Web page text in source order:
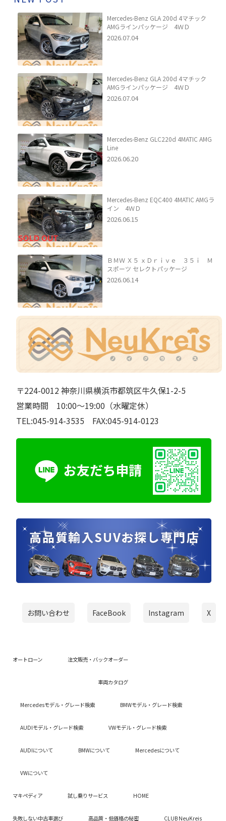
Mercedes-Benz GLA 200d 4マチック
AMGラインパッケージ 4ＷＤ
2026.07.04
Mercedes-Benz GLA 200d 4マチック
AMGラインパッケージ 4ＷＤ
2026.07.04
Mercedes-Benz GLC220d 4MATIC AMG
Line
2026.06.20
Mercedes-Benz EQC400 4MATIC AMGラ
イン 4ＷＤ
2026.06.15
ＢＭＷ Ｘ５ ｘＤｒｉｖｅ ３５ｉ Ｍ
スポーツ セレクトパッケージ
2026.06.14
〒224-0012 神奈川県横浜市都筑区牛久保1-2-5
営業時間 10:00～19:00（水曜定休）
TEL:045-914-3535 FAX:045-914-0123
お問い合わせ FaceBook Instagram X
オートローン 注文販売・バックオーダー
車両カタログ
Mercedesモデル・グレード検索 BMWモデル・グレード検索
AUDIモデル・グレード検索 VWモデル・グレード検索
AUDIについて BMWについて Mercedesについて
VWについて
マキペディア 試し乗りサービス HOME
失敗しない中古車選び 高品質・低価格の秘密 CLUB NeuKreis